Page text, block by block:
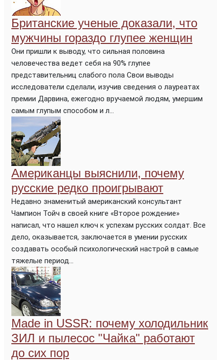
Британские ученые доказали, что
мужчины гораздо глупее женщин
Они пришли к выводу, что сильная половина
человечества ведет себя на 90% глупее
представительниц слабого пола Свои выводы
исследователи сделали, изучив сведения о лауреатах
премии Дарвина, ежегодно вручаемой людям, умершим
самым глупым способом и л...
Американцы выяснили, почему
русские редко проигрывают
Недавно знаменитый американский консультант
Чампион Тойч в своей книге «Второе рождение»
написал, что нашел ключ к успехам русских солдат. Все
дело, оказывается, заключается в умении русских
создавать особый психологический настрой в самые
тяжелые период...
Made in USSR: почему холодильник
ЗИЛ и пылесос "Чайка" работают
до сих пор